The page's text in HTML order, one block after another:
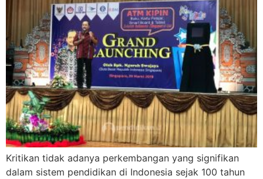
Kritikan tidak adanya perkembangan yang signifikan
dalam sistem pendidikan di Indonesia sejak 100 tahun